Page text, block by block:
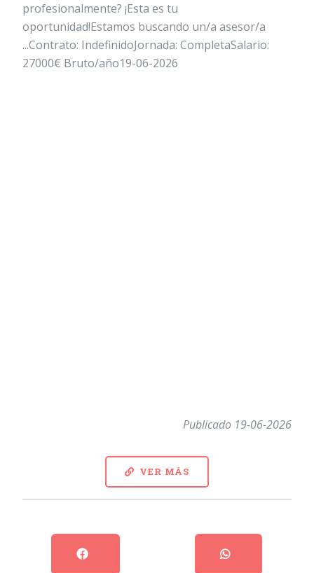
profesionalmente? ¡Esta es tu
oportunidad!Estamos buscando un/a asesor/a
...Contrato: IndefinidoJornada: CompletaSalario:
27000€ Bruto/año19-06-2026
Publicado 19-06-2026
VER MÁS